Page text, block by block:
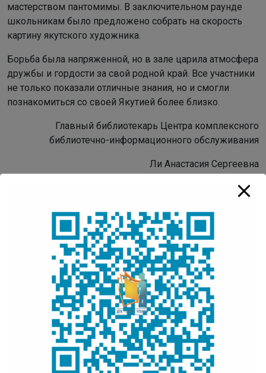
мастерством пантомимы. В заключительном раунде
школьникам было предложено собрать на скорость
картину якутского художника.
Борьба была напряженной, но в зале царила атмосфера
дружбы и гордости за свой родной край. Все участники
не только показали отличные знания, но и смогли
познакомиться со своей Якутией более близко.
Главный библиотекарь Центра комплексного
библиотечно-информационного обслуживания
Ли Анастасия Сергеевна